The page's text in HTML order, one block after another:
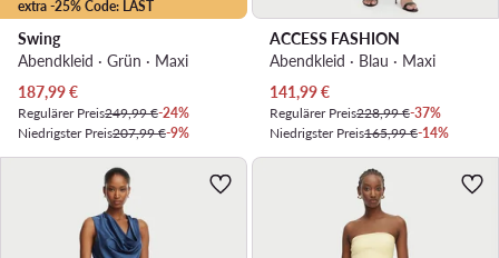
extra -25% Code: LAST
Swing
Abendkleid · Grün · Maxi
Aktueller Preis
187,99€
Regulärer Preis249,99 €-24%
Niedrigster Preis207,99 €-9%
ACCESS FASHION
Abendkleid · Blau · Maxi
Aktueller Preis
141,99€
Regulärer Preis228,99 €-37%
Niedrigster Preis165,99 €-14%